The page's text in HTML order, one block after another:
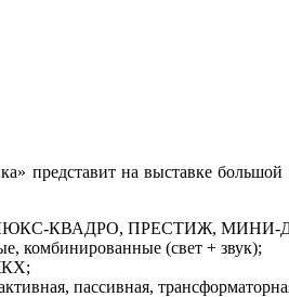
представит на выставке
ЛЮКС-КВАДРО, ПРЕСТИЖ, МИНИ-
комбинированные (свет + звук);
пассивная,